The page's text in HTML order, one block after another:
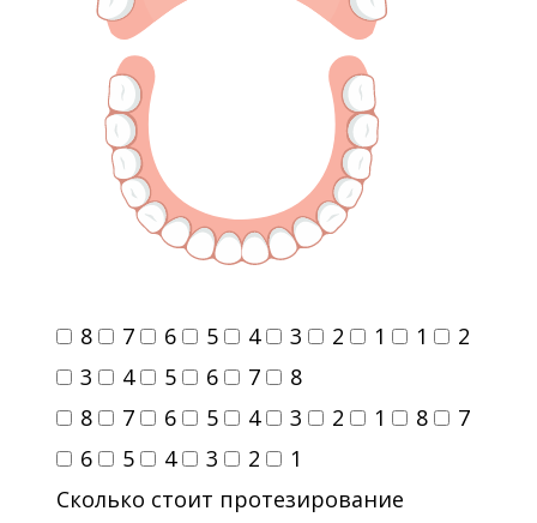
8 7 6 5 4 3 2 1 1
2
3
4 5 6 7
8
8
7 6 5 4 3 2 1 8
7
6
5 4 3 2
1
Сколько стоит протезирование